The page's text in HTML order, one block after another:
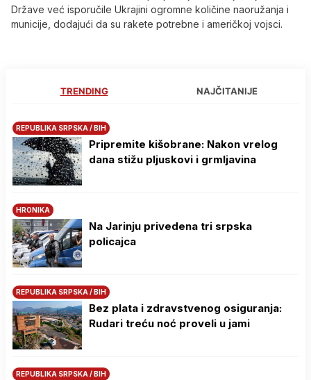
Države već isporučile Ukrajini ogromne količine naoružanja i
municije, dodajući da su rakete potrebne i američkoj vojsci.
TRENDING NAJČITANIJE
REPUBLIKA SRPSKA / BIH
Pripremite kišobrane: Nakon vrelog
dana stižu pljuskovi i grmljavina
HRONIKA
Na Јarinju privedena tri srpska
policajca
REPUBLIKA SRPSKA / BIH
Bez plata i zdravstvenog osiguranja:
Rudari treću noć proveli u jami
REPUBLIKA SRPSKA / BIH